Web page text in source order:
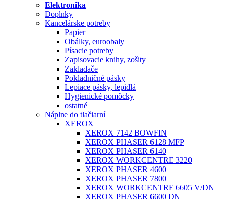
Elektronika
Doplnky
Kancelárske potreby
Papier
Obálky, euroobaly
Písacie potreby
Zapisovacie knihy, zošity
Zakladače
Pokladničné pásky
Lepiace pásky, lepidlá
Hygienické pomôcky
ostatné
Náplne do tlačiarní
XEROX
XEROX 7142 BOWFIN
XEROX PHASER 6128 MFP
XEROX PHASER 6140
XEROX WORKCENTRE 3220
XEROX PHASER 4600
XEROX PHASER 7800
XEROX WORKCENTRE 6605 V/DN
XEROX PHASER 6600 DN